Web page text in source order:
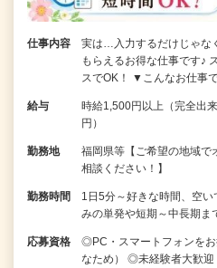
仕事内容
実は…入力するだけじゃな
もらえるお得な仕事です♪
スでOK！ ▼こんなお仕事
給与
時給1,500円以上（完全出
円）
勤務地
福岡県等【ご希望の地域
相談ください！】
勤務時間
1日5分～好きな時間、空
みの単発や短期～中長期
応募資格
◎PC・スマートフォンを
なため） ◎未経験者大歓